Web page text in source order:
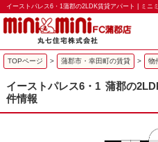
イーストパレス6・1蒲郡の2LDK賃貸アパート | ミニ
TOPページ > 蒲郡市・幸田町の賃貸 > 物
イーストパレス6・1 蒲郡の
件情報